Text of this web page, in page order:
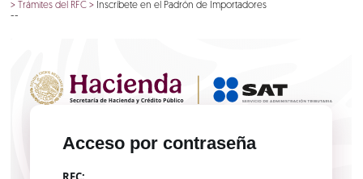
> Trámites del RFC > Inscríbete en el Padrón de Importadores
--